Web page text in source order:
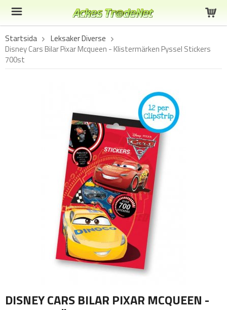
Startsida
Leksaker Diverse
Disney Cars Bilar Pixar Mcqueen - Klistermärken Pyssel Stickers
700st
DISNEY CARS BILAR PIXAR MCQUEEN -